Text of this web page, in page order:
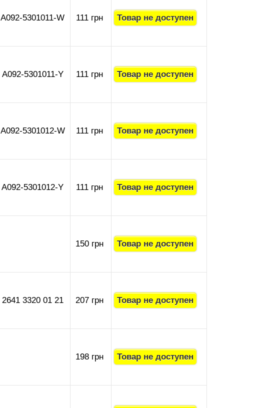
А092-5301011-W 111 грн
А092-5301011-Y 111 грн
А092-5301012-W 111 грн
А092-5301012-Y 111 грн
150 грн
2641 3320 01 21 207 грн
198 грн